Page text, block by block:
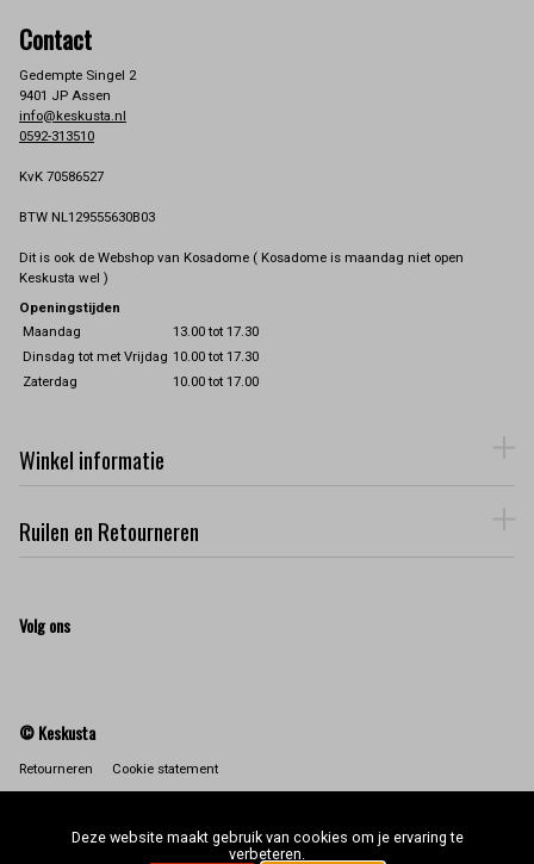
Contact
Gedempte Singel 2
9401 JP Assen
info@keskusta.nl
0592-313510
KvK 70586527
BTW NL129555630B03
Dit is ook de Webshop van Kosadome ( Kosadome is maandag niet open
Keskusta wel )
Openingstijden
Maandag
13.00 tot 17.30
Dinsdag tot met Vrijdag 10.00 tot 17.30
Zaterdag
10.00 tot 17.00
Winkel informatie
Ruilen en Retourneren
Volg ons
© Keskusta
Retourneren Cookie statement
Deze website maakt gebruik van cookies om je ervaring te
verbeteren.